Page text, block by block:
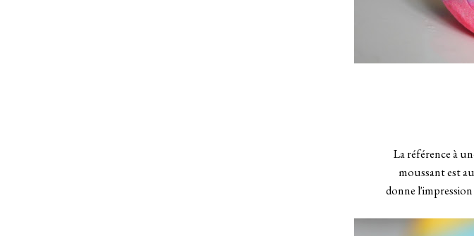
La référence à
moussant est
donne